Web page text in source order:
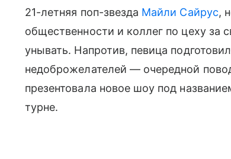
21-летняя поп-звезда Майли Сайрус,
общественности и коллег по цеху за
унывать. Напротив, певица
недоброжелателей — очередной
презентовала новое шоу под
турне.